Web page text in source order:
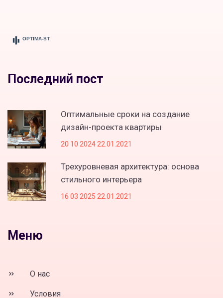
Последний пост
Оптимальные сроки на создание
дизайн-проекта квартиры
20 10 2024 22.01.2021
Трехуровневая архитектура: основа
стильного интерьера
16 03 2025 22.01.2021
Меню
О нас
Условия